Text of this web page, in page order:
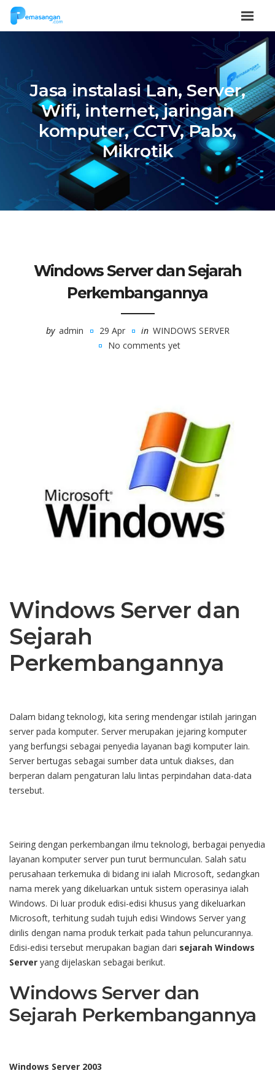
Jasa instalasi Lan, Server,
Wifi, internet, jaringan
komputer, CCTV, Pabx,
Mikrotik
Windows Server dan Sejarah
Perkembangannya
by admin 29 Apr in WINDOWS SERVER
No comments yet
Windows Server dan
Sejarah
Perkembangannya
Dalam bidang teknologi, kita sering mendengar istilah jaringan
server pada komputer. Server merupakan jejaring komputer
yang berfungsi sebagai penyedia layanan bagi komputer lain.
Server bertugas sebagai sumber data untuk diakses, dan
berperan dalam pengaturan lalu lintas perpindahan data-data
tersebut.
Seiring dengan perkembangan ilmu teknologi, berbagai penyedia
layanan komputer server pun turut bermunculan. Salah satu
perusahaan terkemuka di bidang ini ialah Microsoft, sedangkan
nama merek yang dikeluarkan untuk sistem operasinya ialah
Windows. Di luar produk edisi-edisi khusus yang dikeluarkan
Microsoft, terhitung sudah tujuh edisi Windows Server yang
dirilis dengan nama produk terkait pada tahun peluncurannya.
Edisi-edisi tersebut merupakan bagian dari sejarah Windows
Server yang dijelaskan sebagai berikut.
Windows Server dan
Sejarah Perkembangannya
Windows Server 2003